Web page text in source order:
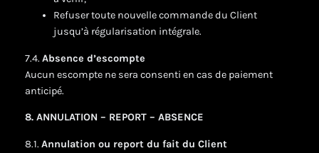
Refuser toute nouvelle commande du Client
jusqu’à régularisation intégrale.
7.4. Absence d’escompte
Aucun escompte ne sera consenti en cas de paiement
anticipé.
8. ANNULATION – REPORT – ABSENCE
8.1. Annulation ou report du fait du Client